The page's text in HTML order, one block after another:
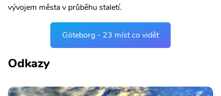
vývojem města v průběhu staletí.
Göteborg - 23 míst co vidět
Odkazy